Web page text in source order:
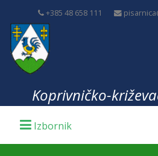
+385 48 658 111
Koprivničko-